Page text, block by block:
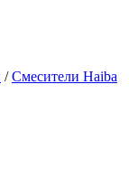
/Смесители Haiba